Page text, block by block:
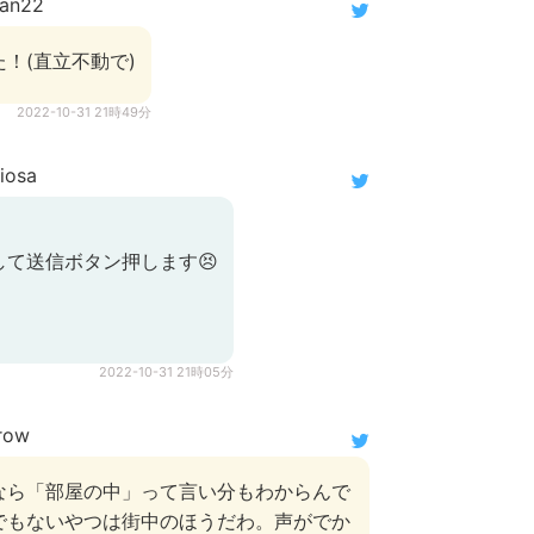
(直立不動で)
2022-10-31 21時49分
送信ボタン押します😣
2022-10-31 21時05分
「部屋の中」って言い分もわからんで
ないやつは街中のほうだわ。声がでか